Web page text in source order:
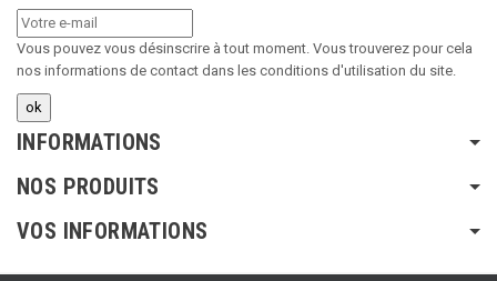
Vous pouvez vous désinscrire à tout moment. Vous trouverez pour cela
nos informations de contact dans les conditions d'utilisation du site.
INFORMATIONS
NOS PRODUITS
VOS INFORMATIONS